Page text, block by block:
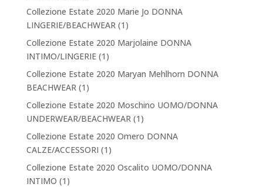
Collezione Estate 2020 Marie Jo DONNA
LINGERIE/BEACHWEAR(1)
Collezione Estate 2020 Marjolaine DONNA
INTIMO/LINGERIE(1)
Collezione Estate 2020 Maryan Mehlhorn DONNA
BEACHWEAR(1)
Collezione Estate 2020 Moschino UOMO/DONNA
UNDERWEAR/BEACHWEAR(1)
Collezione Estate 2020 Omero DONNA
CALZE/ACCESSORI (1)
Collezione Estate 2020 Oscalito UOMO/DONNA
INTIMO (1)